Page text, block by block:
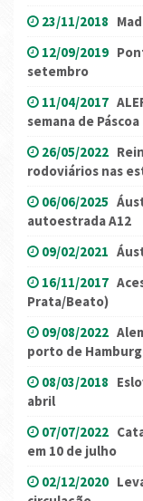
23/11/2018
12/09/2019
setembro
11/04/2017
semana de Páscoa
26/05/2022
rodoviários nas
06/06/2025
autoestrada A12
09/02/2021
16/11/2017
Prata/Beato)
09/08/2022
porto de
08/03/2018
abril
07/07/2022
em 10 de julho
02/12/2020